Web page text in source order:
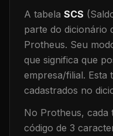
A tabela SCS
parte do dicionário
Protheus. Seu
que significa que
empresa/filial. Esta
cadastrados no
No Protheus, cada
código de 3